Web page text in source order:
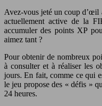
Avez-vous jeté un coup d’œil
actuellement active de la
accumuler des points XP
aimez tant ?
Pour obtenir de nombreux
à consulter et à réaliser les
jours. En fait, comme ce qui
le jeu propose des « défis »
24 heures.